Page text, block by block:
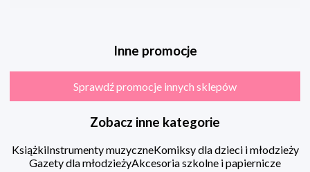
Inne promocje
Sprawdź promocje innych sklepów
Zobacz inne kategorie
KsiążkiInstrumenty muzyczneKomiksy dla dzieci i młodzieży
Gazety dla młodzieżyAkcesoria szkolne i papiernicze